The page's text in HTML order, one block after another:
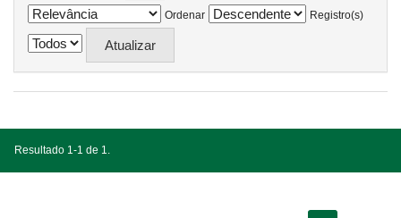
Ordenar
Registro(s)
Resultado 1-1 de 1.